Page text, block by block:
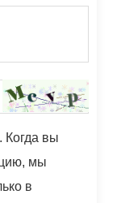
вы
мы
в